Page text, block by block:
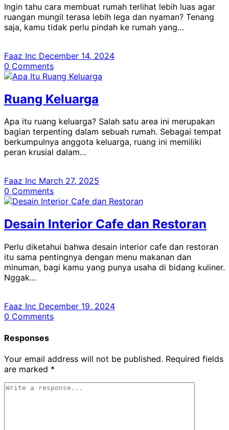
Ingin tahu cara membuat rumah terlihat lebih luas agar
ruangan mungil terasa lebih lega dan nyaman? Tenang
saja, kamu tidak perlu pindah ke rumah yang…
Faaz Inc December 14, 2024
0 Comments
Ruang Keluarga
Apa itu ruang keluarga? Salah satu area ini merupakan
bagian terpenting dalam sebuah rumah. Sebagai tempat
berkumpulnya anggota keluarga, ruang ini memiliki
peran krusial dalam…
Faaz Inc March 27, 2025
0 Comments
Desain Interior Cafe dan Restoran
Perlu diketahui bahwa desain interior cafe dan restoran
itu sama pentingnya dengan menu makanan dan
minuman, bagi kamu yang punya usaha di bidang kuliner.
Nggak…
Faaz Inc December 19, 2024
0 Comments
Responses
Your email address will not be published. Required fields
are marked *